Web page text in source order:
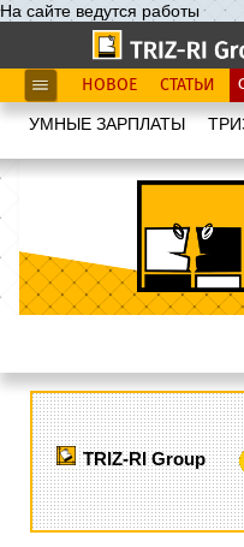
На сайте ведутся работы
НОВОЕ СТАТЬИ
УМНЫЕ ЗАРПЛАТЫ
TRIZ-RI Group